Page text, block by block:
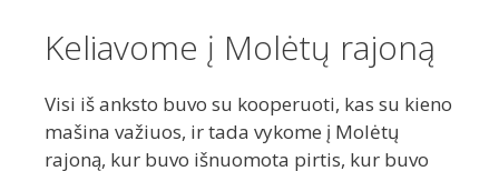
Keliavome į Molėtų rajoną
Visi iš anksto buvo su kooperuoti, kas su kieno
mašina važiuos, ir tada vykome į Molėtų
rajoną, kur buvo išnuomota pirtis, kur buvo